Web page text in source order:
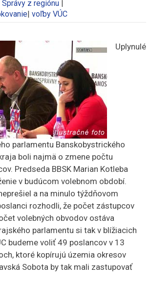
Správy z regiónu |
| voľby VÚC
Uplynulé
parlamentu Banskobystrického
boli najmä o zmene počtu
Predseda BBSK Marian Kotleba
v budúcom volebnom období.
a na minulo týždňovom
rozhodli, že počet zástupcov
volebných obvodov ostáva
parlamentu si tak v blížiacich
budeme voliť 49 poslancov v 13
ktoré kopírujú územia okresov
Sobota by tak mali zastupovať